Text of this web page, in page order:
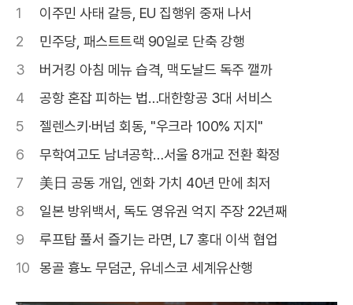
1
이주민 사태 갈등, EU 집행위 중재 나서
2
민주당, 패스트트랙 90일로 단축 강행
3
버거킹 아침 메뉴 습격, 맥도날드 독주 깰까
4
공항 혼잡 피하는 법…대한항공 3대 서비스
5
젤렌스키·버넘 회동, "우크라 100% 지지"
6
무학여고도 남녀공학…서울 8개교 전환 확정
7
美日 공동 개입, 엔화 가치 40년 만에 최저
8
일본 방위백서, 독도 영유권 억지 주장 22년째
9
루프탑 풀서 즐기는 라면, L7 홍대 이색 협업
10
몽골 흉노 무덤군, 유네스코 세계유산행